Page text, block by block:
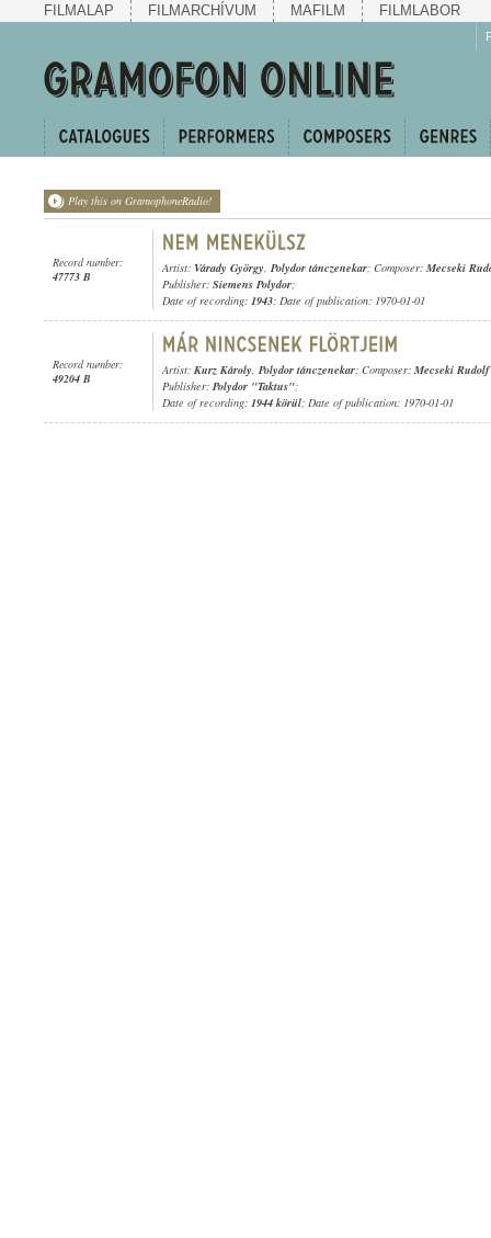
FILMALAP FILMARCHÍVUM MAFILM FILMLABOR
Play this on GramophoneRadio!
Record number:
47773 B
Artist: Várady György, Polydor tánczenekar; Composer: Mecseki
Publisher: Siemens Polydor;
Date of recording: 1943; Date of publication: 1970-01-01
Record number:
49204 B
Artist: Kurz Károly, Polydor tánczenekar; Composer: Mecseki Rudolf
Publisher: Polydor "Taktus";
Date of recording: 1944 körül; Date of publication: 1970-01-01